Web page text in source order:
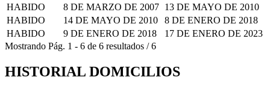
HABIDO
8 DE MARZO DE 2007 13 DE MAYO DE 2010
HABIDO
14 DE MAYO DE 2010
8 DE ENERO DE 2018
HABIDO
9 DE ENERO DE 2018
17 DE ENERO DE 2023
Mostrando Pág. 1 - 6 de 6 resultados /6
HISTORIAL DOMICILIOS